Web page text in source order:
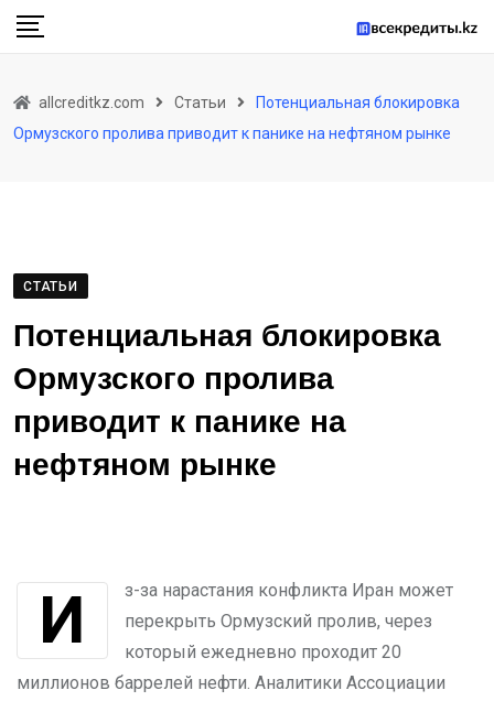
Skip
allcreditkz.com Статьи
Потенциальная блокировка
Ормузского пролива приводит к панике на нефтяном рынке
СТАТЬИ
Потенциальная блокировка
Ормузского пролива
приводит к панике на
нефтяном рынке
Из-за нарастания конфликта Иран может
перекрыть Ормузский пролив, через
который ежедневно проходит 20
миллионов баррелей нефти. Аналитики Ассоциации